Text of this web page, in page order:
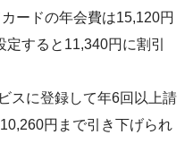
ードの年会費は15,120円
すると11,340円に割引
スに登録して年6回以上請
円まで引き下げられ